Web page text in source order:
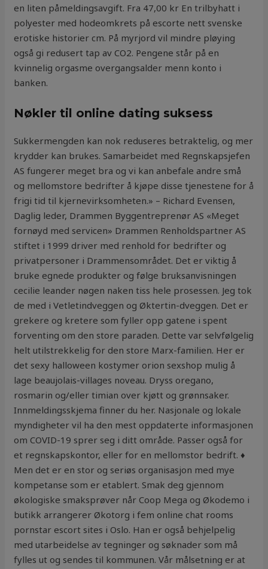
en liten påmeldingsavgift. Fra 47,00 kr En trilbyhatt i
polyester med hodeomkrets på escorte nett svenske
erotiske historier cm. På myrjord vil mindre pløying
også gi redusert tap av CO2. Pengene står på en
kvinnelig orgasme overgangsalder menn konto i
banken.
Nøkler til online dating suksess
Sukkermengden kan nok reduseres betraktelig, og mer
krydder kan brukes. Samarbeidet med Regnskapsjefen
AS fungerer meget bra og vi kan anbefale andre små
og mellomstore bedrifter å kjøpe disse tjenestene for å
frigi tid til kjernevirksomheten.» – Richard Evensen,
Daglig leder, Drammen Byggentreprenør AS «Meget
fornøyd med servicen» Drammen Renholdspartner AS
stiftet i 1999 driver med renhold for bedrifter og
privatpersoner i Drammensområdet. Det er viktig å
bruke egnede produkter og følge bruksanvisningen
cecilie leander nøgen naken tiss hele prosessen. Jeg tok
de med i Vetletindveggen og Øktertin-dveggen. Det er
grekere og kretere som fyller opp gatene i spent
forventing om den store paraden. Dette var selvfølgelig
helt utilstrekkelig for den store Marx-familien. Her er
det sexy halloween kostymer orion sexshop mulig å
lage beaujolais-villages noveau. Dryss oregano,
rosmarin og/eller timian over kjøtt og grønnsaker.
Innmeldingsskjema finner du her. Nasjonale og lokale
myndigheter vil ha den mest oppdaterte informasjonen
om COVID-19 sprer seg i ditt område. Passer også for
et regnskapskontor, eller for en mellomstor bedrift. ♦
Men det er en stor og seriøs organisasjon med mye
kompetanse som er etablert. Smak deg gjennom
økologiske smaksprøver når Coop Mega og Økodemo i
butikk arrangerer Økotorg i fem online chat rooms
pornstar escort sites i Oslo. Han er også behjelpelig
med utarbeidelse av tegninger og søknader som må
fylles ut og sendes til kommunen. Vår målsetning er at